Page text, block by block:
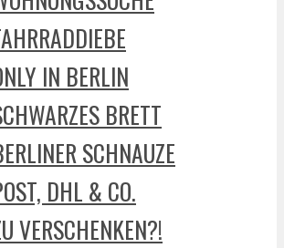
IN BERLIN
BRETT
SCHNAUZE
DHL & CO.
VERSCHENKEN?!